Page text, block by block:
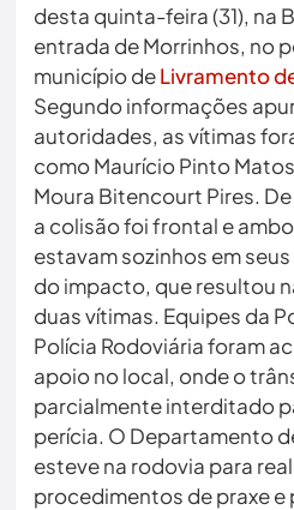
desta quinta-feira (31), na
entrada de Morrinhos, no
município deLivramento
Segundo informações
autoridades, as vítimas
como Maurício Pinto
Moura Bitencourt Pires.
a colisão foi frontal e
estavam sozinhos em
do impacto, que resultou
duas vítimas. Equipes da
Polícia Rodoviária foram
apoio no local, onde o
parcialmente interditado
perícia. O Departamento
esteve na rodovia para
procedimentos de praxe e